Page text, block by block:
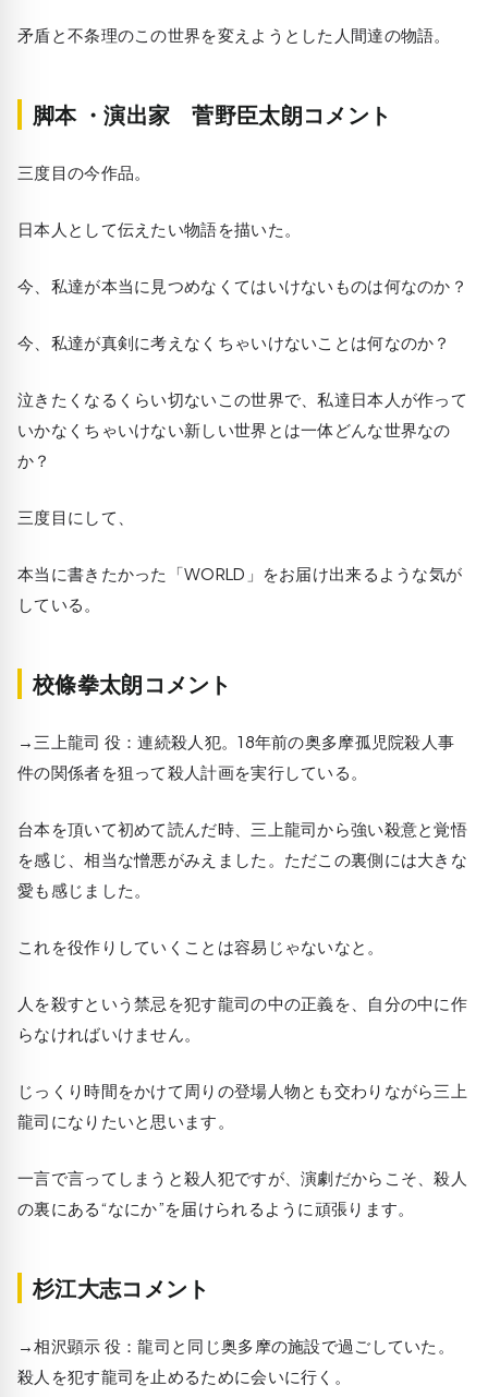
矛盾と不条理のこの世界を変えようとした人間達の物語。
脚本 ・演出家 菅野臣太朗コメント
三度目の今作品。
日本人として伝えたい物語を描いた。
今、私達が本当に見つめなくてはいけないものは何なのか？
今、私達が真剣に考えなくちゃいけないことは何なのか？
泣きたくなるくらい切ないこの世界で、私達日本人が作って
いかなくちゃいけない新しい世界とは一体どんな世界なの
か？
三度目にして、
本当に書きたかった「WORLD」をお届け出来るような気が
している。
校條拳太朗コメント
→三上龍司 役：連続殺人犯。18年前の奥多摩孤児院殺人事
件の関係者を狙って殺人計画を実行している。
台本を頂いて初めて読んだ時、三上龍司から強い殺意と覚悟
を感じ、相当な憎悪がみえました。ただこの裏側には大きな
愛も感じました。
これを役作りしていくことは容易じゃないなと。
人を殺すという禁忌を犯す龍司の中の正義を、自分の中に作
らなければいけません。
じっくり時間をかけて周りの登場人物とも交わりながら三上
龍司になりたいと思います。
一言で言ってしまうと殺人犯ですが、演劇だからこそ、殺人
の裏にある“なにか”を届けられるように頑張ります。
杉江大志コメント
→相沢顕示 役：龍司と同じ奥多摩の施設で過ごしていた。
殺人を犯す龍司を止めるために会いに行く。